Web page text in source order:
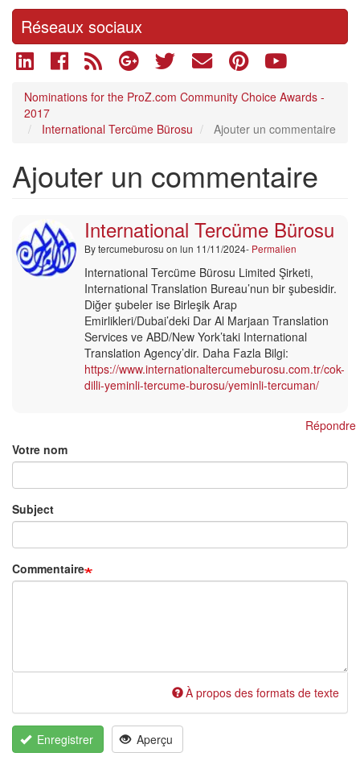
Réseaux sociaux
Nominations for the ProZ.com Community Choice Awards -
2017
International Tercüme Bürosu
Ajouter un commentaire
Ajouter un commentaire
International Tercüme Bürosu
Bytercumeburosu on lun 11/11/2024- Permalien
International Tercüme Bürosu Limited Şirketi,
International Translation Bureau’nun bir şubesidir.
Diğer şubeler ise Birleşik Arap
Emirlikleri/Dubai’deki Dar Al Marjaan Translation
Services ve ABD/New York’taki International
Translation Agency’dir. Daha Fazla Bilgi:
https://www.internationaltercumeburosu.com.tr/cok-
dilli-yeminli-tercume-burosu/yeminli-tercuman/
Répondre
Votre nom
Subject
Commentaire
À propos des formats de texte
Enregistrer Aperçu